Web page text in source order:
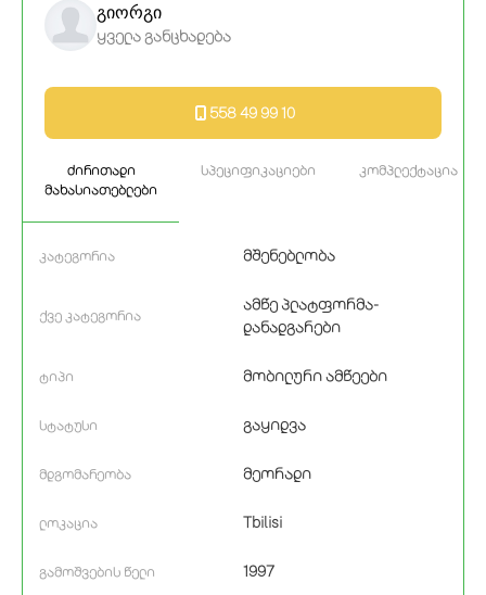
ძირითადი
მახასიათებლები
სპეციფიკაციები კომპლექტაცია
კატეგორია მშენებლობა
ქვე კატეგორია
ამწე პლატფორმა-
დანადგარები
ტიპი მობილური ამწეები
სტატუსი გაყიდვა
მდგომარეობა მეორადი
ლოკაცია Tbilisi
გამოშვების წელი 1997
გიორგი
ყველა განცხადება
558 49 99 10